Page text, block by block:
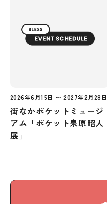
2026年6月15日 〜 2027年2月28日
街なかポケットミュージ
アム「ポケット泉原昭人
展」